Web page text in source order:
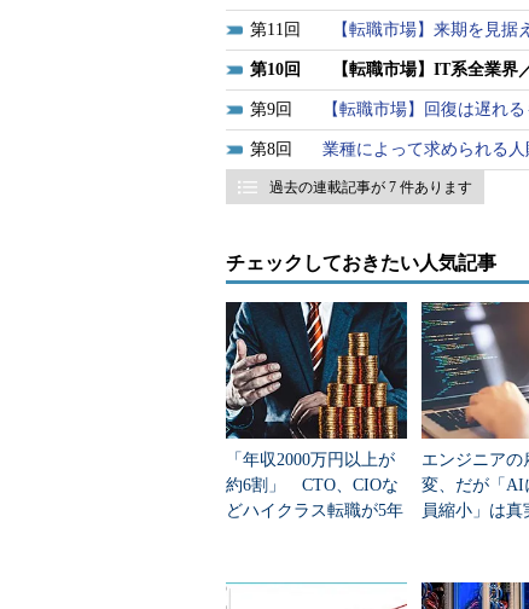
特に目立つのはWebエンジニアや
目的とする場合が多い。欠員補充
複数名の採用枠を設けていること
エンジニア
Web系エンジニアの採用ニーズは
よそ9割で「必須」または「尚可
ダー層が求人のほとんどを占めて
かな増加傾向にある。
ディレクター／プロデューサー
Webディレクター、プロデュー
ル、インターネットオークション
いる。Web専業の企業だけでなく
また、ディレクターやプロデュ
11 【転職市場】来期を見据
10 【転職市場】IT系全業界
9 【転職市場】回復は遅れ
8 業種によって求められる
過去の連載記事が 7 件あります
チェックしておきたい人気記事
「年収2000万円以上が
約6割」 CTO、CIOな
どハイクラス転職が5年
エンジニアの
変、だが「AI
員縮小」は真